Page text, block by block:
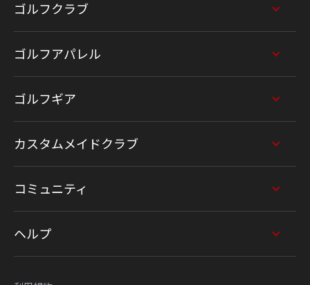
ゴルフクラブ
ゴルフアパレル
ゴルフギア
カスタムメイドクラブ
コミュニティ
ヘルプ